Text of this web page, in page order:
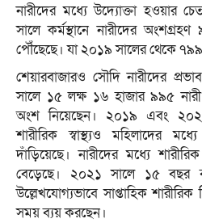
নারীদের মধ্যে উদ্যোক্তা হওয়ার
সালে কর্মস্থানে নারীদের
পৌঁছেছে। যা ২০১৯ সালের থেকে
শেয়ারবাজারও সৌদি নারীদের
সালে ১৫ লক্ষ ১৬ হাজার ৯৯৫ নারী
অংশ নিয়েছেন। ২০১৯ এবং
শারীরিক স্বাস্থ্যও মহিলাদের
দাঁড়িয়েছে। নারীদের মধ্যে
বেড়েছে। ২০২১ সালে ১৫ বছর
উল্লেখযোগ্যভাবে সাপ্তাহিক
সময় ব্যয় করছেন।